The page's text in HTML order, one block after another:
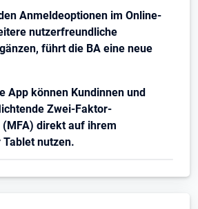
Anmeldeoptionen im Online-
nutzerfreundliche
führt die BA eine neue
App können Kundinnen und
Zwei-Faktor-
direkt auf ihrem
nutzen.